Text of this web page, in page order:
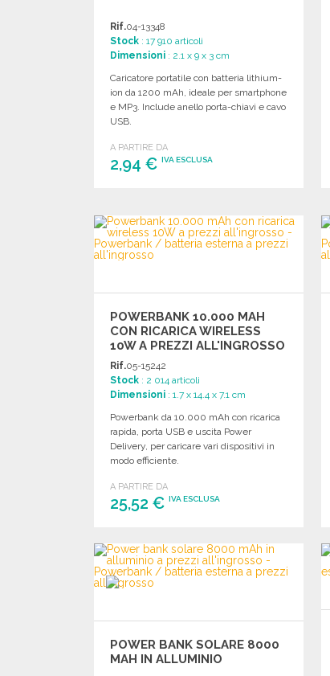
Rif.04-13348
Stock : 17 910 articoli
Dimensioni : 2.1 x 9 x 3 cm
Caricatore portatile con batteria lithium-
ion da 1200 mAh, ideale per smartphone
e MP3. Include anello porta-chiavi e cavo
USB.
A PARTIRE DA
2,94 € IVA ESCLUSA
Richiedi un preventivo
POWERBANK 10.000 MAH
CON RICARICA WIRELESS
10W A PREZZI ALL'INGROSSO
Rif.05-15242
Stock : 2 014 articoli
Dimensioni : 1.7 x 14.4 x 7.1 cm
Powerbank da 10.000 mAh con ricarica
rapida, porta USB e uscita Power
Delivery, per caricare vari dispositivi in
modo efficiente.
A PARTIRE DA
25,52 € IVA ESCLUSA
Richiedi un preventivo
POWER BANK SOLARE 8000
MAH IN ALLUMINIO